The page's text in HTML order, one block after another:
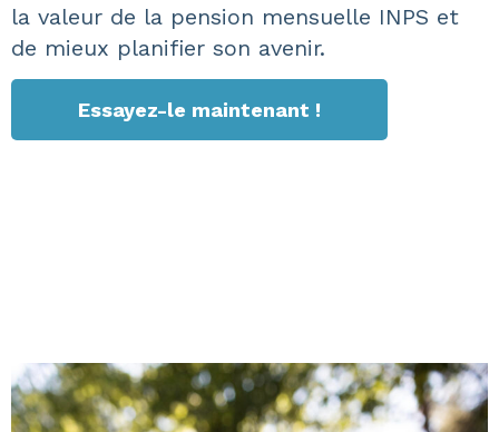
la valeur de la pension mensuelle INPS et
de mieux planifier son avenir.
Essayez-le maintenant !